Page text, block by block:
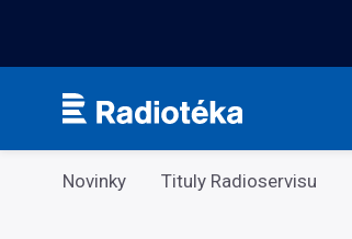
Kategorie
Novinky Tituly Radioservisu